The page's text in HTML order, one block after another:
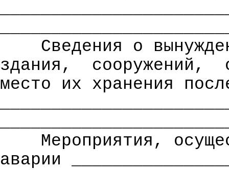
Сведения о
здания,
сооружений,
место их хранения
Мероприятия,
аварии